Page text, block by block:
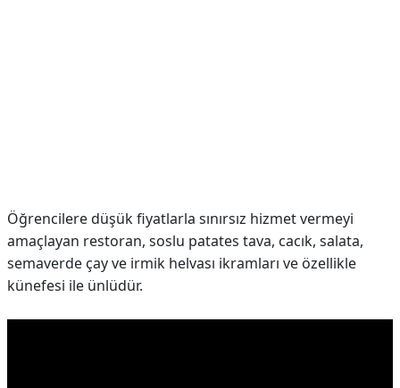
Öğrencilere düşük fiyatlarla sınırsız hizmet vermeyi
amaçlayan restoran, soslu patates tava, cacık, salata,
semaverde çay ve irmik helvası ikramları ve özellikle
künefesi ile ünlüdür.